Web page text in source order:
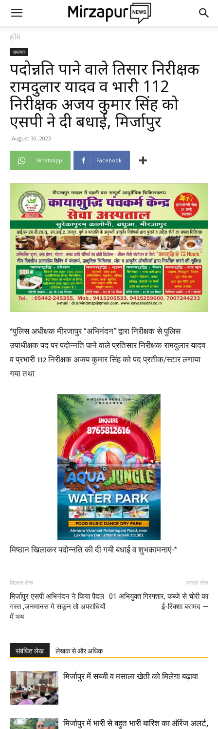
होम
समाचार
पदोन्नति पाने वाले प्रतिसार निरीक्षक
रामदुलार यादव व प्रभारी 112
निरीक्षक अजय कुमार सिंह को
एसपी ने दी बधाई, मिर्जापुर
August 30, 2023
WhatsApp Facebook
*पुलिस अधीक्षक मीरजापुर “अभिनंदन” द्वारा निरीक्षक से पुलिस
उपाधीक्षक पद पर पदोन्नति पाने वाले प्रतिसार निरीक्षक रामदुलार यादव
व प्रभारी 112 निरीक्षक अजय कुमार सिंह को पद प्रतीक/स्टार लगाया
गया तथा
मिष्ठान खिलाकर पदोन्नति की दी गयी बधाई व शुभकामनाएं-*
पिछला लेख
मिर्जापुर एसपी अभिनंदन ने किया पैदल
गस्त ,जनमानस मे सकून तो अपराधियों
में भय
अगला लेख
01 अभियुक्त गिरफ्तार, कब्जे से चोरी का
ई-रिक्शा बरामद —
संबंधित लेख लेखक से और अधिक
मिर्जापुर में सब्जी व मसाला खेती को मिलेगा बढ़ावा
मिर्जापुर में भारी से बहुत भारी बारिश का ऑरेंज अलर्ट,